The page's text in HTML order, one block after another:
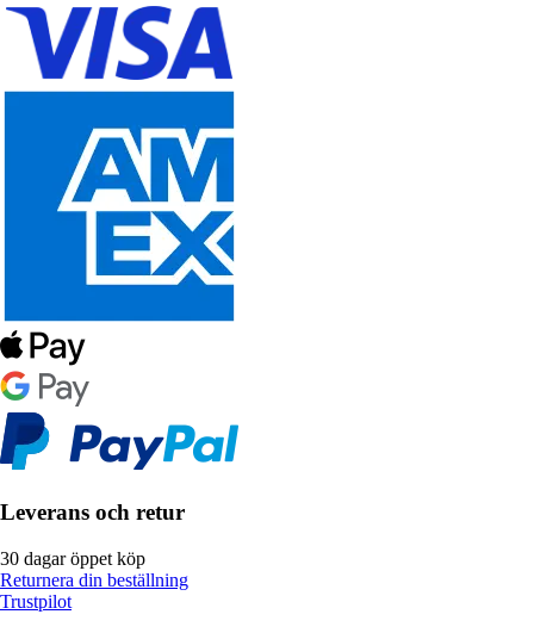
Leverans och retur
30 dagar öppet köp
Returnera din beställning
Trustpilot